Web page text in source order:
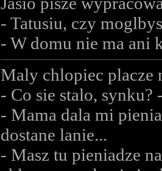
- Tatusiu, czy
- W domu nie ma ani
Maly chlopiec placze
- Co sie stalo, synku?
- Mama dala mi
dostane lanie...
- Masz tu pieniadze